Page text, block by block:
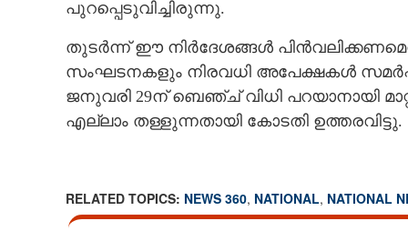
പുറപ്പെടുവിച്ചിരുന്നു.
തുടർന്ന് ഈ നിർദേശങ്ങൾ
സംഘടനകളും നിരവധി അപേക്ഷകൾ
ജനുവരി 29ന് ബെഞ്ച് വിധി പറയാനായി
എല്ലാം തള്ളുന്നതായി കോടതി ഉത്തരവിട്ടു.
RELATED TOPICS: NEWS 360, NATIONAL, NATIONAL